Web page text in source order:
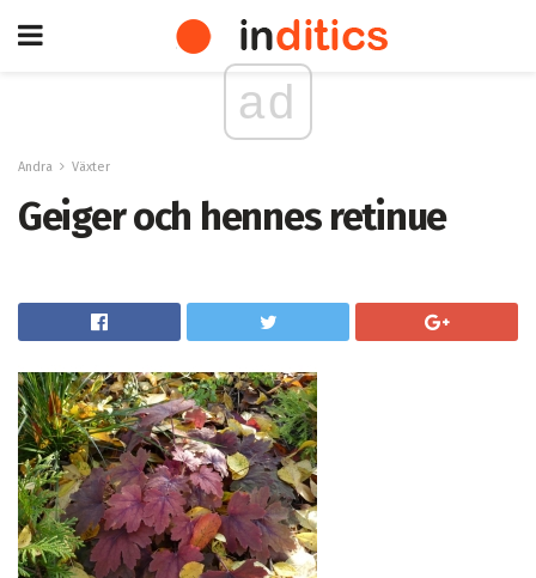
ad
Andra Växter
Geiger och hennes retinue